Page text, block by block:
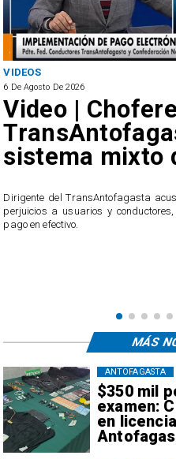
VIDEOS
6 De Agosto De 2026
Video |
sistema mixto
​Dirigente del TransAntofagasta
perjuicios a usuarios y
pago en efectivo.
$350 mil
examen:
en
ANTOFAGASTA
MÁS